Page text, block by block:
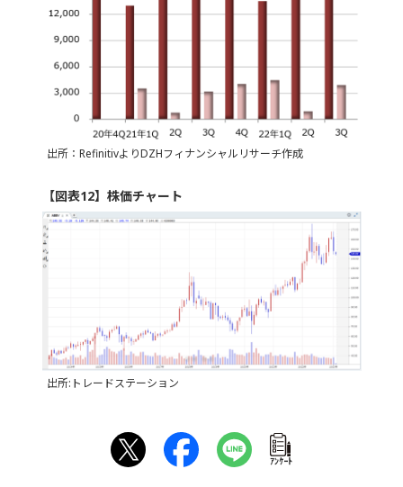
出所：RefinitivよりDZHフィナンシャルリサーチ作成
【図表12】株価チャート
出所:トレードステーション
ｱﾝｹｰﾄ